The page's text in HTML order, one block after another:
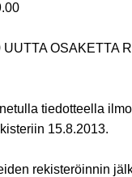
OSAKETTA
tiedotteella
15.8.2013.
rekisteröinnin